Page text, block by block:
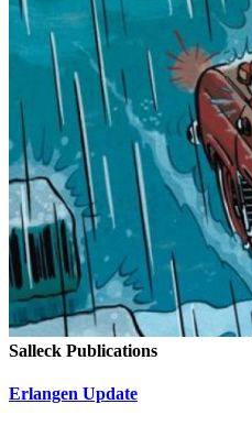
Salleck Publications
Erlangen Update